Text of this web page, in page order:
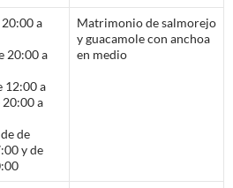
20:00 a
20:00 a
12:00 a
20:00 a
de
y de
Matrimonio de salmorejo
y guacamole con anchoa
en medio